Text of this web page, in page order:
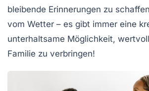
bleibende Erinnerungen zu
vom Wetter – es gibt immer eine
unterhaltsame Möglichkeit,
Familie zu verbringen!